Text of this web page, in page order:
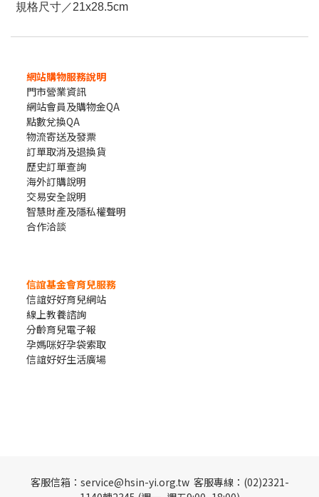
規格尺寸／21x28.5cm
網站購物服務說明
門市營業資訊
網站會員及購物金QA
點數兌換QA
物流寄送及發票
訂單取消及退換貨
歷史訂單查詢
海外訂購說明
交易安全說明
智慧財產及隱私權聲明
合作洽談
信誼基金會育兒服務
信誼好好育兒網站
線上教養諮詢
分齡育兒電子報
孕媽咪好孕袋索取
信誼好好生活廣場
客服信箱：service@hsin-yi.org.tw 客服專線：(02)2321-